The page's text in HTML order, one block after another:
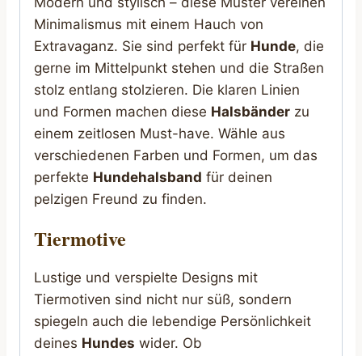
Minimalismus mit einem Hauch von
Extravaganz. Sie sind perfekt für Hunde, die
gerne im Mittelpunkt stehen und die Straßen
stolz entlang stolzieren. Die klaren Linien
und Formen machen diese Halsbänder zu
einem zeitlosen Must-have. Wähle aus
verschiedenen Farben und Formen, um das
perfekte Hundehalsband für deinen
pelzigen Freund zu finden.
Tiermotive
Lustige und verspielte Designs mit
Tiermotiven sind nicht nur süß, sondern
spiegeln auch die lebendige Persönlichkeit
deines Hundes wider. Ob